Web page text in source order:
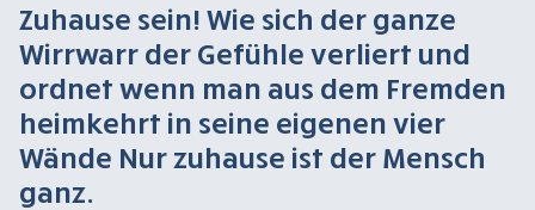
Zuhause sein! Wie sich der ganze
Wirrwarr der Gefühle verliert und
ordnet wenn man aus dem Fremden
heimkehrt in seine eigenen vier
Wände Nur zuhause ist der Mensch
ganz.